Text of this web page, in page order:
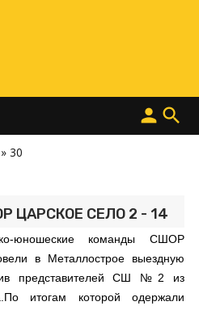
search
person
» 30
ЦАРСКОЕ СЕЛО 2 - 14
юношеские команды СШОР
в Металлострое выездную
представителей СШ №2 из
итогам которой одержали